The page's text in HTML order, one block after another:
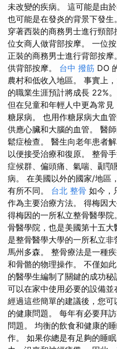
未改變的疾病。 這可能是由
也可能是在發炎的背景下發
穿著西裝的商務男士進行頸
位女商人做背部按摩。 一位
正裝的商務男士進行背部按
供背部按摩。 台中 撥筋 DO
農村和低收入地區。 事實上
的職業生涯預計將成長 22%
但在兒童和年輕人中更為常
糖尿病。 也用作糖尿病大血
供應心臟和大腦的血管。 醫
鬆症檢查。 醫生向老年患者
以便接受治療和復原。 整骨
症候群、偏頭痛、氣喘、顳
病。 在美國以外的國家/地區
有所不同。 台北 整骨 如今，
作為主要治療方法。 得梅因
得梅因的一所私立整骨醫學
骨醫學院，也是美國第十五
是整骨醫學大學的一所私立
馬州多森。 整骨療法是一種
和骨骼的物理操作。 不僅如
的醫學生編制了關鍵的成功
可以在家中使用必要的設備並
經過這些簡單的建議後，您
的健康問題。 每年有必要拜
問題。 均衡的飲食和健康的
作。 如果你總是有足夠的睡